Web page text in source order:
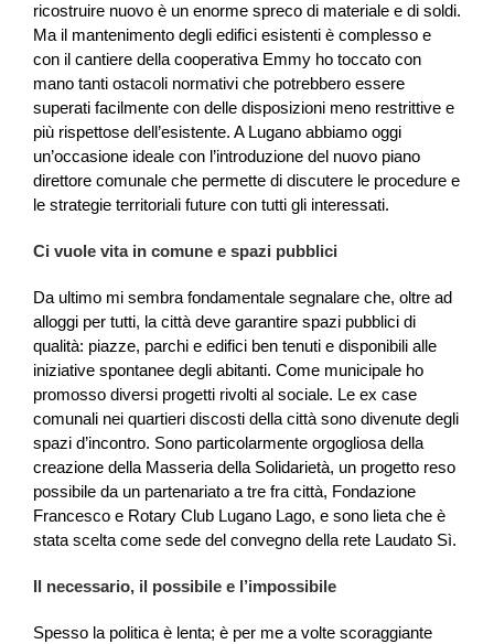
ricostruire nuovo è un enorme spreco di materiale e di soldi.
Ma il mantenimento degli edifici esistenti è complesso e
con il cantiere della cooperativa Emmy ho toccato con
mano tanti ostacoli normativi che potrebbero essere
superati facilmente con delle disposizioni meno restrittive e
più rispettose dell’esistente. A Lugano abbiamo oggi
un’occasione ideale con l’introduzione del nuovo piano
direttore comunale che permette di discutere le procedure e
le strategie territoriali future con tutti gli interessati.
Ci vuole vita in comune e spazi pubblici
Da ultimo mi sembra fondamentale segnalare che, oltre ad
alloggi per tutti, la città deve garantire spazi pubblici di
qualità: piazze, parchi e edifici ben tenuti e disponibili alle
iniziative spontanee degli abitanti. Come municipale ho
promosso diversi progetti rivolti al sociale. Le ex case
comunali nei quartieri discosti della città sono divenute degli
spazi d’incontro. Sono particolarmente orgogliosa della
creazione della Masseria della Solidarietà, un progetto reso
possibile da un partenariato a tre fra città, Fondazione
Francesco e Rotary Club Lugano Lago, e sono lieta che è
stata scelta come sede del convegno della rete Laudato Sì.
Il necessario, il possibile e l’impossibile
Spesso la politica è lenta; è per me a volte scoraggiante